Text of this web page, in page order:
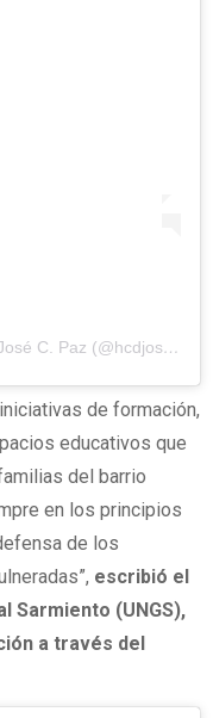
Una publicación compartida por HCD José C. Paz (@hcdjosecpaz)
de formación,
educativos que
del barrio
en los principios
de los
escribió el
Sarmiento (UNGS),
a través del